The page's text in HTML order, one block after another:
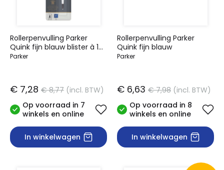
Rollerpenvulling Parker
Quink fijn blauw blister à 1
stuk
Parker
€ 7,28 € 8,77 (incl. BTW)
Op voorraad in 7
winkels en online
In winkelwagen
Rollerpenvulling Parker
Quink fijn blauw
Parker
€ 6,63 € 7,98 (incl. BTW)
Op voorraad in 8
winkels en online
In winkelwagen